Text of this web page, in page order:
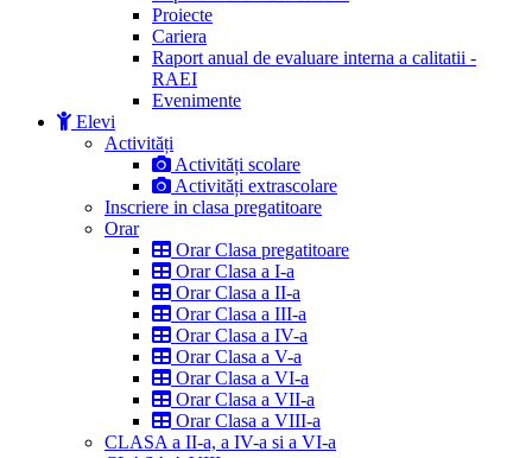
Proiecte
Cariera
Raport anual de evaluare interna a calitatii -
RAEI
Evenimente
Elevi
Activități
Activități scolare
Activități extrascolare
Inscriere in clasa pregatitoare
Orar
Orar Clasa pregatitoare
Orar Clasa a I-a
Orar Clasa a II-a
Orar Clasa a III-a
Orar Clasa a IV-a
Orar Clasa a V-a
Orar Clasa a VI-a
Orar Clasa a VII-a
Orar Clasa a VIII-a
CLASA a II-a, a IV-a si a VI-a